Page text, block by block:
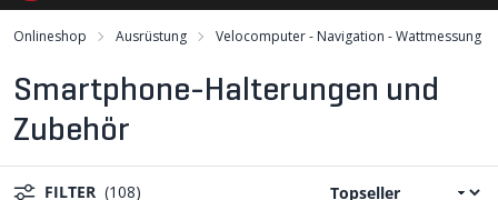
Onlineshop Ausrüstung Velocomputer - Navigation - Wattmessung
Smartphone-Halterungen und
Zubehör
FILTER (108)